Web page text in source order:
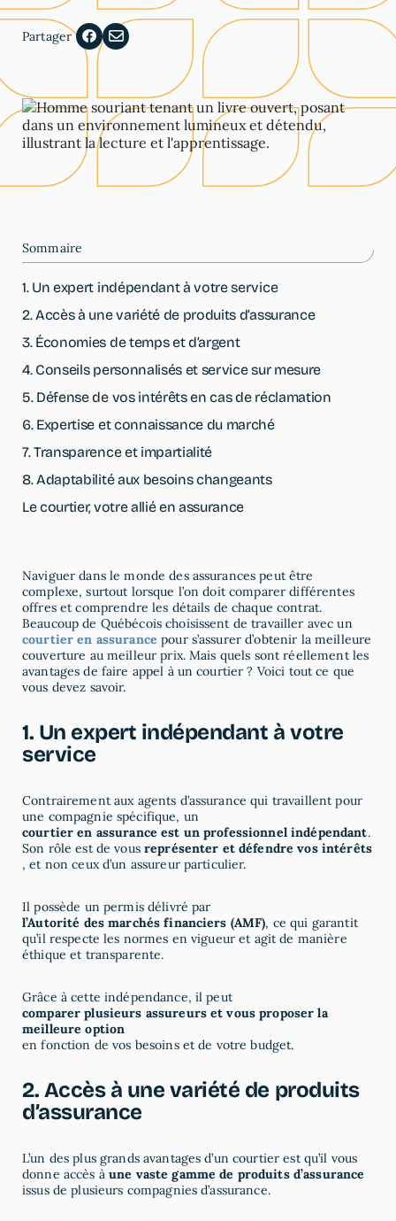
Agricole
Cybersécurité
VTT
Motoneige
Bateau
Nos autres services
Agricole
Cybersécurité
VTT
Partager
Sommaire
1. Un expert indépendant à votre service
2. Accès à une variété de produits d’assurance
3. Économies de temps et d’argent
4. Conseils personnalisés et service sur mesure
5. Défense de vos intérêts en cas de réclamation
6. Expertise et connaissance du marché
7. Transparence et impartialité
8. Adaptabilité aux besoins changeants
Le courtier, votre allié en assurance
Naviguer dans le monde des assurances peut être
complexe, surtout lorsque l’on doit comparer différentes
offres et comprendre les détails de chaque contrat.
Beaucoup de Québécois choisissent de travailler avec un
courtier en assurance pour s’assurer d’obtenir la meilleure
couverture au meilleur prix. Mais quels sont réellement les
avantages de faire appel à un courtier ? Voici tout ce que
vous devez savoir.
1. Un expert indépendant à votre
service
Contrairement aux agents d’assurance qui travaillent pour
une compagnie spécifique, un
courtier en assurance est un professionnel indépendant.
Son rôle est de vous représenter et défendre vos intérêts
, et non ceux d’un assureur particulier.
Il possède un permis délivré par
l’Autorité des marchés financiers (AMF), ce qui garantit
qu’il respecte les normes en vigueur et agit de manière
éthique et transparente.
Grâce à cette indépendance, il peut
comparer plusieurs assureurs et vous proposer la
meilleure option
en fonction de vos besoins et de votre budget.
2. Accès à une variété de produits
d’assurance
L’un des plus grands avantages d’un courtier est qu’il vous
donne accès à une vaste gamme de produits d’assurance
issus de plusieurs compagnies d’assurance.